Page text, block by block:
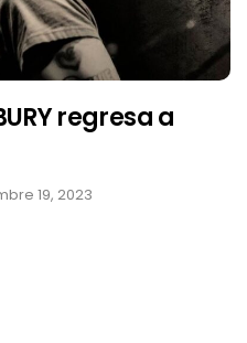
regresa a
19, 2023